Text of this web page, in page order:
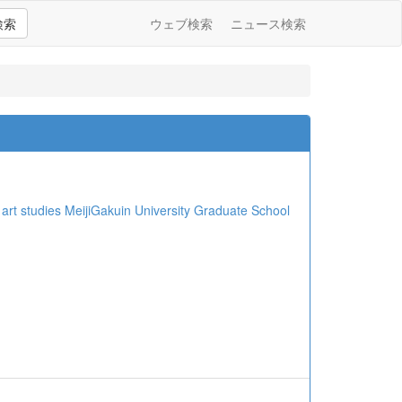
索 ウェブ検索 ニュース検索
studies MeijiGakuin University Graduate School